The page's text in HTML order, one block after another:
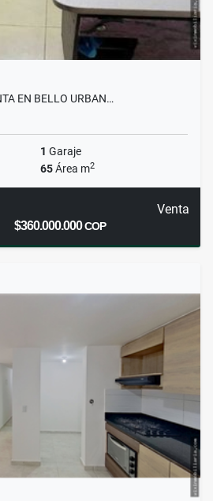
EN BELLO URBAN…
1 Garaje
65Área m2
Venta
$360.000.000COP